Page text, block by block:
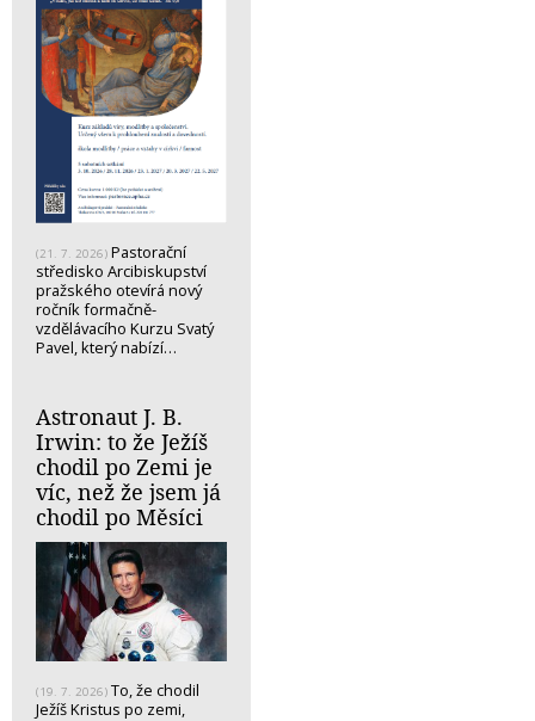
(21. 7. 2026) Pastorační
středisko Arcibiskupství
pražského otevírá nový
ročník formačně-
vzdělávacího Kurzu Svatý
Pavel, který nabízí…
Astronaut J. B.
Irwin: to že Ježíš
chodil po Zemi je
víc, než že jsem já
chodil po Měsíci
(19. 7. 2026) To, že chodil
Ježíš Kristus po zemi,